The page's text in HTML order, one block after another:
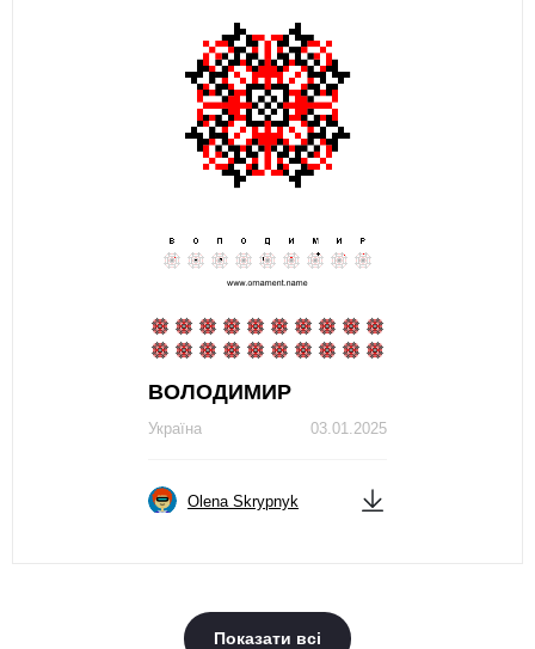
ВОЛОДИМИР
03.01.2025
Україна
Olena Skrypnyk
Показати всі